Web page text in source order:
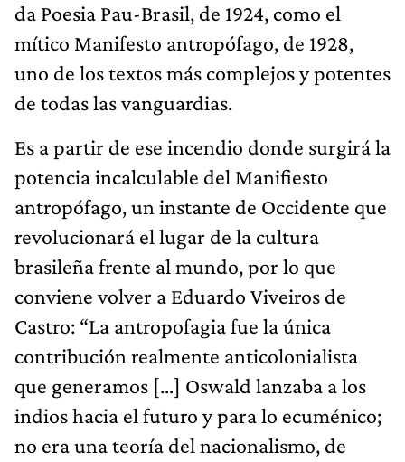
da Poesia Pau-Brasil, de 1924, como el
mítico Manifesto antropófago, de 1928,
uno de los textos más complejos y potentes
de todas las vanguardias.
Es a partir de ese incendio donde surgirá la
potencia incalculable del Manifiesto
antropófago, un instante de Occidente que
revolucionará el lugar de la cultura
brasileña frente al mundo, por lo que
conviene volver a Eduardo Viveiros de
Castro: “La antropofagia fue la única
contribución realmente anticolonialista
que generamos […] Oswald lanzaba a los
indios hacia el futuro y para lo ecuménico;
no era una teoría del nacionalismo, de